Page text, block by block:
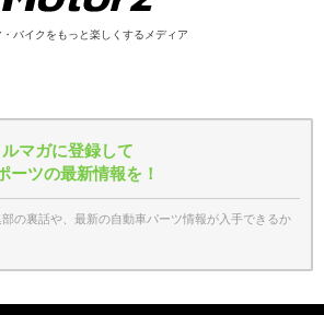
・バイクをもっと楽しくするメディア
マガに登録して
ーツの最新情報を！
の裏話や、最新の自動車パーツ情報が入手できるか